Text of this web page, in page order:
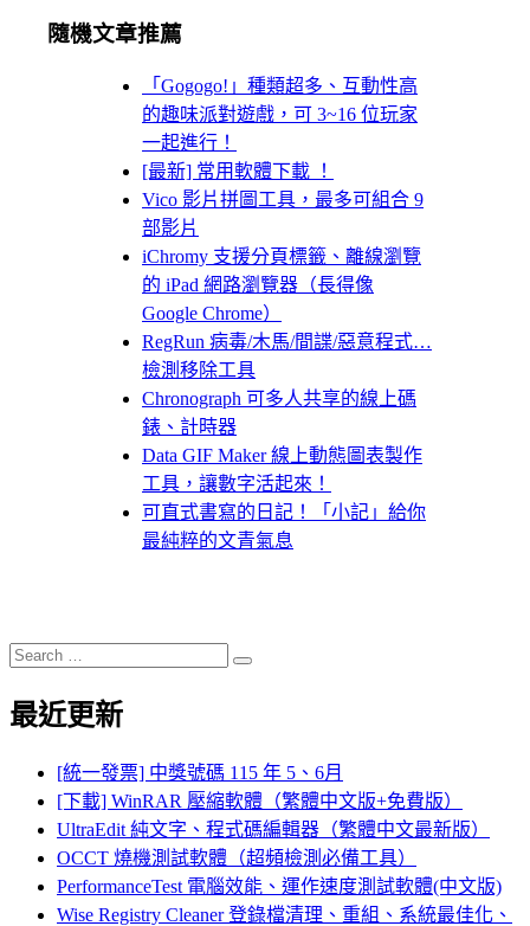
隨機文章推薦
「Gogogo!」種類超多、互動性高
的趣味派對遊戲，可 3~16 位玩家
一起進行！
[最新] 常用軟體下載 ！
Vico 影片拼圖工具，最多可組合 9
部影片
iChromy 支援分頁標籤、離線瀏覽
的 iPad 網路瀏覽器（長得像
Google Chrome）
RegRun 病毒/木馬/間諜/惡意程式…
檢測移除工具
Chronograph 可多人共享的線上碼
錶、計時器
Data GIF Maker 線上動態圖表製作
工具，讓數字活起來！
可直式書寫的日記！「小記」給你
最純粹的文青氣息
Search
for:
Search
最近更新
[統一發票] 中獎號碼 115 年 5、6月
[下載] WinRAR 壓縮軟體（繁體中文版+免費版）
UltraEdit 純文字、程式碼編輯器（繁體中文最新版）
OCCT 燒機測試軟體（超頻檢測必備工具）
PerformanceTest 電腦效能、運作速度測試軟體(中文版)
Wise Registry Cleaner 登錄檔清理、重組、系統最佳化、